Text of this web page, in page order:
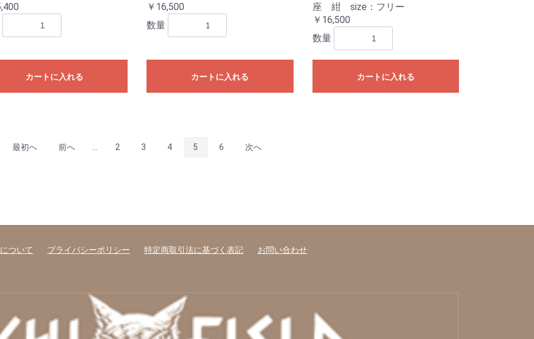
カートに入れる
￥16,500
数量
カートに入れる
座 紺 size：フリー
￥16,500
数量
カートに入れる
最初へ 前へ 2 3 4 5 6 次へ
ついて プライバシーポリシー 特定商取引法に基づく表記 お問い合わせ